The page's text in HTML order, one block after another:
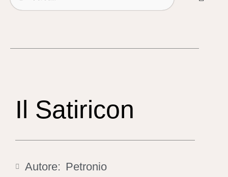
Il Satiricon
Autore: Petronio